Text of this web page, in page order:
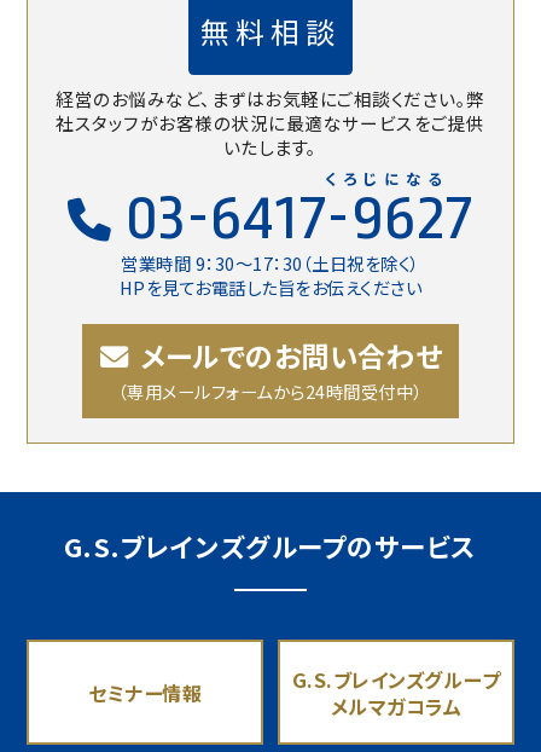
無料相談
経営のお悩みなど、まずはお気軽にご相談ください。弊
社スタッフがお客様の状況に最適なサービスをご提供
いたします。
03-6417-9627
営業時間 9：30〜17：30（土日祝を除く）
HPを見てお電話した旨をお伝えください
くろじになる
メールでのお問い合わせ
（専用メールフォームから24時間受付中）
G.S.ブレインズグループのサービス
セミナー情報
G.S.ブレインズグループ
メルマガコラム